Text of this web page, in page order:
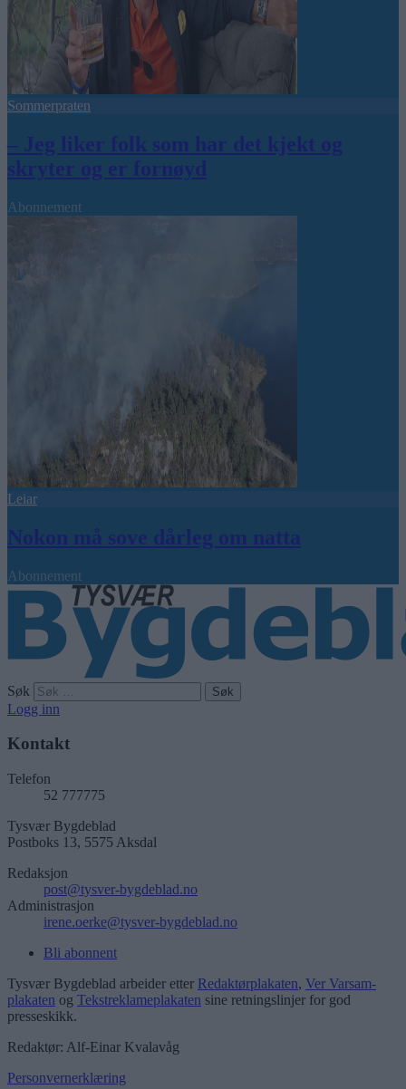
Sommerpraten
– Jeg liker folk som har det kjekt og
skryter og er fornøyd
Abonnement
Leiar
Nokon må sove dårleg om natta
Abonnement
Søk
Logg inn
Kontakt
Telefon
52 777775
Tysvær Bygdeblad
Postboks 13, 5575 Aksdal
Redaksjon
post@tysver-bygdeblad.no
Administrasjon
irene.oerke@tysver-bygdeblad.no
Bli abonnent
Tysvær Bygdeblad arbeider etter Redaktørplakaten, Ver Varsam-
plakaten og Tekstreklameplakaten sine retningslinjer for god
presseskikk.
Redaktør: Alf-Einar Kvalavåg
Personvernerklæring